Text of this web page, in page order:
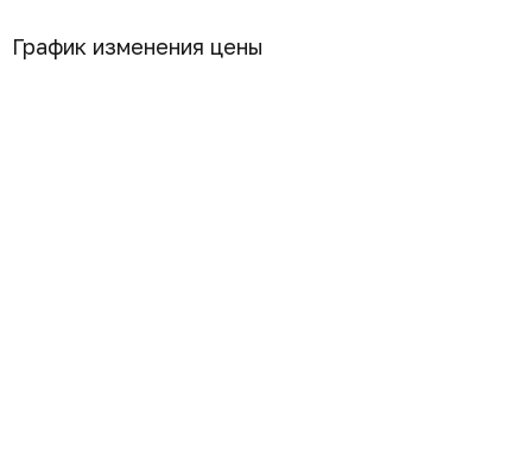
График изменения цены